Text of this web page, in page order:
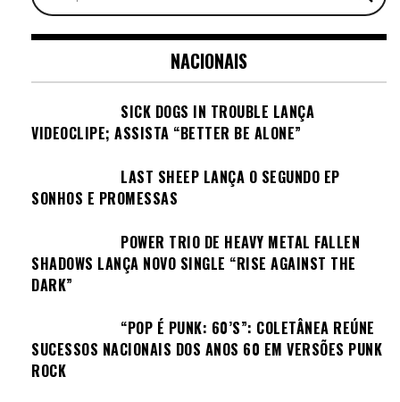
NACIONAIS
SICK DOGS IN TROUBLE LANÇA
VIDEOCLIPE; ASSISTA “BETTER BE ALONE”
LAST SHEEP LANÇA O SEGUNDO EP
SONHOS E PROMESSAS
POWER TRIO DE HEAVY METAL FALLEN
SHADOWS LANÇA NOVO SINGLE “RISE AGAINST THE
DARK”
“POP É PUNK: 60’S”: COLETÂNEA REÚNE
SUCESSOS NACIONAIS DOS ANOS 60 EM VERSÕES PUNK
ROCK